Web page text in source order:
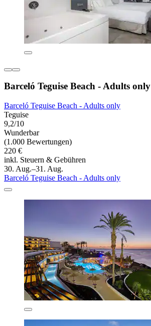
Barceló Teguise Beach - Adults only
Barceló Teguise Beach - Adults only
Teguise
9,2/10
Wunderbar
(1.000 Bewertungen)
220 €
inkl. Steuern & Gebühren
30. Aug.–31. Aug.
Barceló Teguise Beach - Adults only